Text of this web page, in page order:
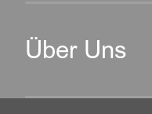
Über Uns